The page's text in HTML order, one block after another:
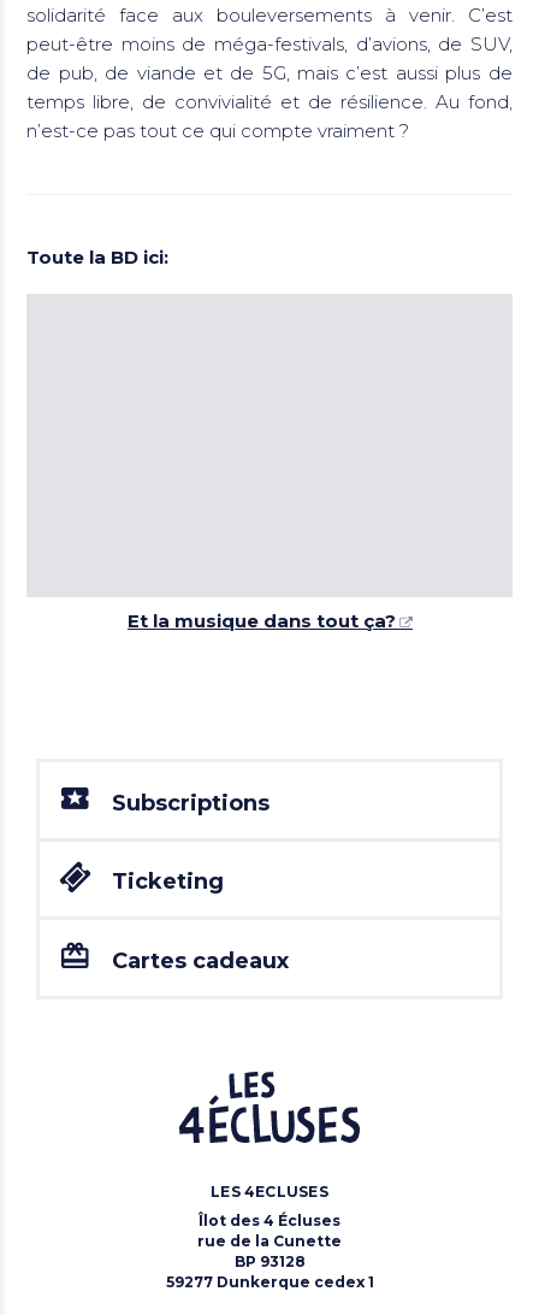
solidarité face aux bouleversements à venir. C’est
peut-être moins de méga-festivals, d’avions, de SUV,
de pub, de viande et de 5G, mais c’est aussi plus de
temps libre, de convivialité et de résilience. Au fond,
n’est-ce pas tout ce qui compte vraiment ?
Toute la BD ici:
Et la musique dans tout ça?
Subscriptions
Ticketing
Cartes cadeaux
LES 4ECLUSES
Îlot des 4 Écluses
rue de la Cunette
BP 93128
59277 Dunkerque cedex 1